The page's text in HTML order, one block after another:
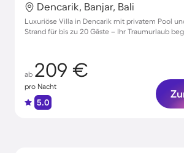
Dencarik, Banjar, Bali
Luxuriöse Villa in Dencarik mit privatem Pool
Strand für bis zu 20 Gäste – Ihr Traumurlaub
ab 209 €
pro Nacht
5.0